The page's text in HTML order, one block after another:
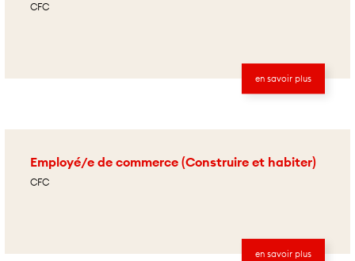
CFC
en savoir plus
Employé/e de commerce (Construire et habiter)
CFC
en savoir plus